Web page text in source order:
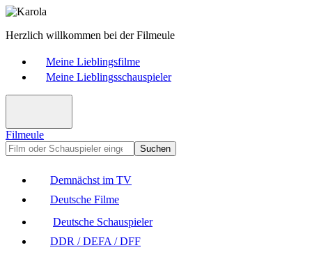
Herzlich willkommen bei der Filmeule
Meine Lieblingsfilme
Meine Lieblingsschauspieler
Filmeule
Suchen
Demnächst im TV
Deutsche Filme
Deutsche Schauspieler
DDR / DEFA / DFF